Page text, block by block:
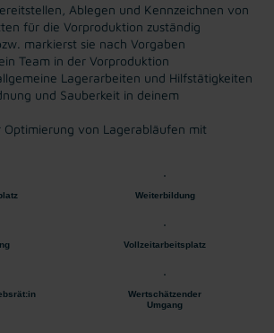
Ablegen und Kennzeichnen von
für die Vorproduktion zuständig
markierst sie nach Vorgaben
Team in der Vorproduktion
Lagerarbeiten und Hilfstätigkeiten
und Sauberkeit in deinem
Optimierung von Lagerabläufen mit
Weiterbildung
Vollzeitarbeitsplatz
Wertschätzender
Umgang